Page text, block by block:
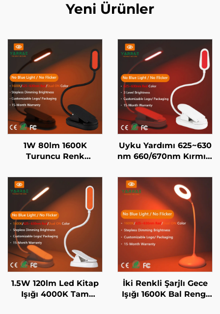
Yeni Ürünler
1W 80lm 1600K
Turuncu Renk
Renk Sıfır Mavi Işık
Siyah Cisim LED Kitap
Işığı
Uyku Yardımı 625~630
nm 660/670nm Kırmızı
Işık Yok Beyaz Cisim
LED Kitap Işığı
1.5W 120lm Led Kitap
Işığı 4000K Tam
İki Renkli Şarjlı Gece
Işığı 1600K Bal Rengi